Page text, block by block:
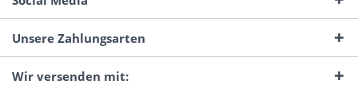
Unsere Zahlungsarten
Wir versenden mit: